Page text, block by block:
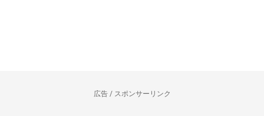
広告 / スポンサーリンク